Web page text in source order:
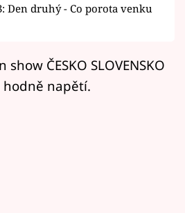
Den druhý - Co porota venku
ČESKO SLOVENSKO
hodně napětí.